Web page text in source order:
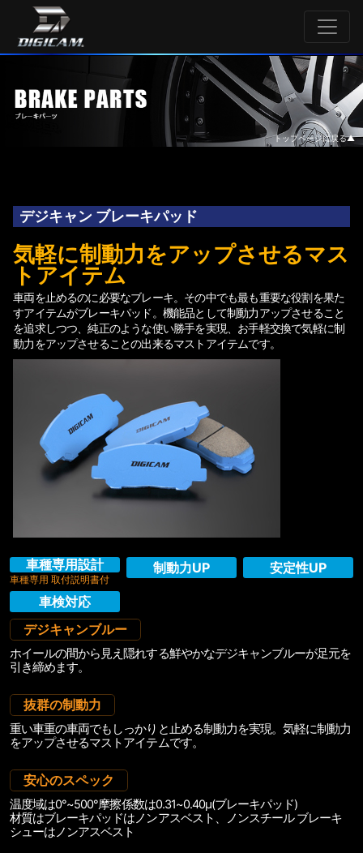
ワイドトレッドスペーサー
トップページに戻る▲
デジキャン ブレーキパッド
気軽に制動力をアップさせるマス
トアイテム
車両を止めるのに必要なブレーキ。その中でも最も重要な役割を果た
すアイテムがブレーキパッド。機能品として制動力アップさせること
を追求しつつ、純正のような使い勝手を実現、お手軽交換で気軽に制
動力をアップさせることの出来るマストアイテムです。
車種専用設計
車種専用 取付説明書付
制動力UP 安定性UP
車検対応
デジキャンブルー
ホイールの間から見え隠れする鮮やかなデジキャンブルーが足元を
引き締めます。
抜群の制動力
重い車重の車両でもしっかりと止める制動力を実現。気軽に制動力
をアップさせるマストアイテムです。
安心のスペック
温度域は0°~500°摩擦係数は0.31~0.40μ(ブレーキパッド)
材質はブレーキパッドはノンアスベスト、ノンスチール ブレーキ
シューはノンアスベスト